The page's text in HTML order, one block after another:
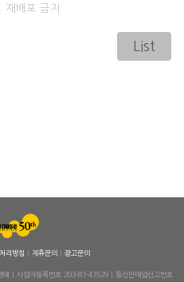
배포 금지
List
리방침 제휴문의 광고문의
| 사업자등록번호 203-81-43529 | 통신판매업신고번호